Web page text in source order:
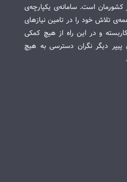
کشورمان است. سامانه‌ی یکپارچه‌ی
همه‌ی تلاش خود را در تامین نیازهای
و در این راه از هیچ کمکی
پیپر دیگر نگران دسترسی به هیچ